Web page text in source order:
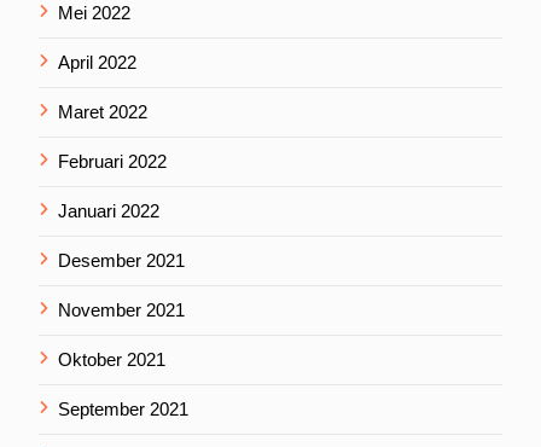
Mei 2022
April 2022
Maret 2022
Februari 2022
Januari 2022
Desember 2021
November 2021
Oktober 2021
September 2021